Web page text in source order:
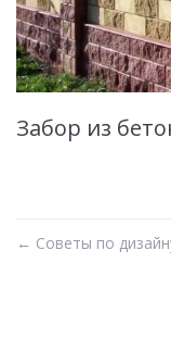
Забор из
← Советы по